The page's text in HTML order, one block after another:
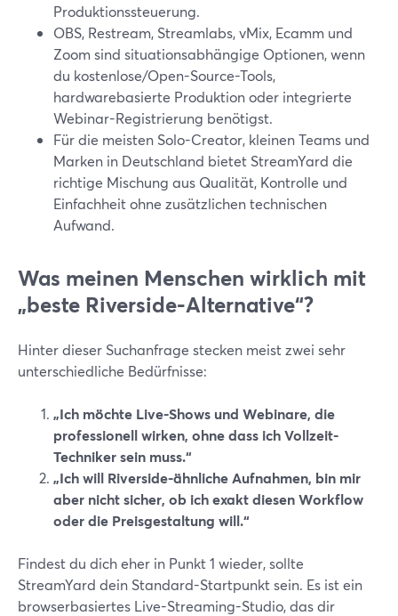
Produktionssteuerung.
OBS, Restream, Streamlabs, vMix, Ecamm und
Zoom sind situationsabhängige Optionen, wenn
du kostenlose/Open-Source-Tools,
hardwarebasierte Produktion oder integrierte
Webinar-Registrierung benötigst.
Für die meisten Solo-Creator, kleinen Teams und
Marken in Deutschland bietet StreamYard die
richtige Mischung aus Qualität, Kontrolle und
Einfachheit ohne zusätzlichen technischen
Aufwand.
Was meinen Menschen wirklich mit
„beste Riverside-Alternative“?
Hinter dieser Suchanfrage stecken meist zwei sehr
unterschiedliche Bedürfnisse:
„Ich möchte Live-Shows und Webinare, die
professionell wirken, ohne dass ich Vollzeit-
Techniker sein muss.“
„Ich will Riverside-ähnliche Aufnahmen, bin mir
aber nicht sicher, ob ich exakt diesen Workflow
oder die Preisgestaltung will.“
Findest du dich eher in Punkt 1 wieder, sollte
StreamYard dein Standard-Startpunkt sein. Es ist ein
browserbasiertes Live-Streaming-Studio, das dir